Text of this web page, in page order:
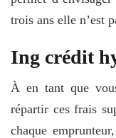
trois ans elle n’est
Ing crédit
À en tant que
répartir ces frais
chaque